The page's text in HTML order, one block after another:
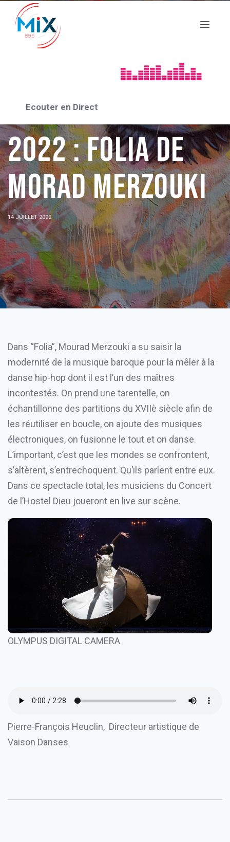
Ecouter en Direct
Vaison Danse
2022 : FOLIA de
Morad MERZOUKI
14 JUILLET 2022
Dans “Folia”, Mourad Merzouki a su saisir la
modernité de la musique baroque pour la mêler à la
danse hip-hop dont il est l’un des maîtres
incontestés. On prend une tarentelle, on
échantillonne des partitions du XVIIè siècle afin de
les réutiliser en boucle, on ajoute des musiques
électroniques, on fusionne le tout et on danse.
L’important, c’est que les mondes se confrontent,
s’altèrent, s’entrechoquent. Qu’ils parlent entre eux.
Dans ce spectacle total, les musiciens du Concert
de l’Hostel Dieu joueront en live sur scène.
OLYMPUS DIGITAL CAMERA
Pierre-François Heuclin, Directeur artistique de
Vaison Danses